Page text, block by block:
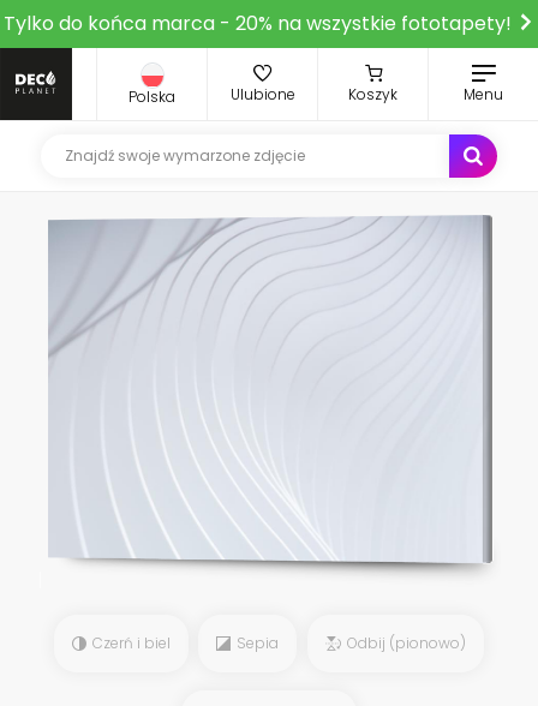
Tylko do końca marca - 20% na wszystkie fototapety!
Polska Ulubione Koszyk Menu
Czerń i biel Sepia Odbij (pionowo)